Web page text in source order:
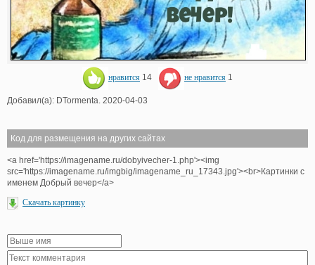
нравится 14 не нравится 1
Добавил(а): DTormenta. 2020-04-03
Код для размещения на других сайтах
<a href='https://imagename.ru/dobyivecher-1.php'><img
src='https://imagename.ru/imgbig/imagename_ru_17343.jpg'><br>Картинки с
именем Добрый вечер</a>
Скачать картинку